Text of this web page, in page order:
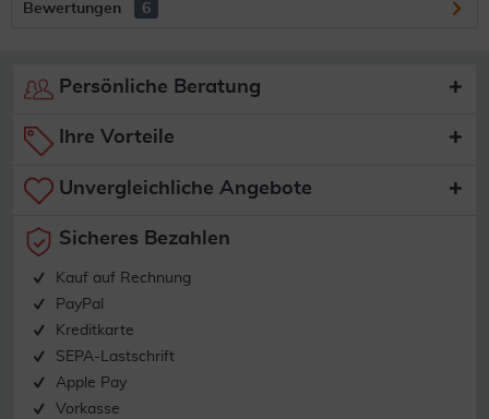
Bewertungen 6
Persönliche Beratung
Ihre Vorteile
Unvergleichliche Angebote
Sicheres Bezahlen
Kauf auf Rechnung
PayPal
Kreditkarte
SEPA-Lastschrift
Apple Pay
Vorkasse